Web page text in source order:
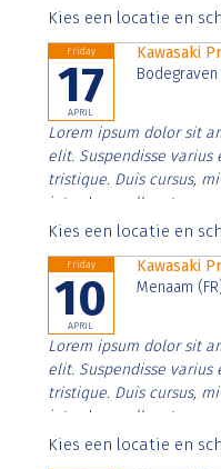
Aenean faucibus nibh
Kies een locatie en
Friday
17
APRIL
Kawasaki
Bodegraven
Lorem ipsum dolor sit
elit. Suspendisse
tristique. Duis cursus,
interdum nulla, ut
Aenean faucibus nibh
Kies een locatie en
Friday
10
APRIL
Kawasaki
Menaam
Lorem ipsum dolor sit
elit. Suspendisse
tristique. Duis cursus,
interdum nulla, ut
Aenean faucibus nibh
Kies een locatie en